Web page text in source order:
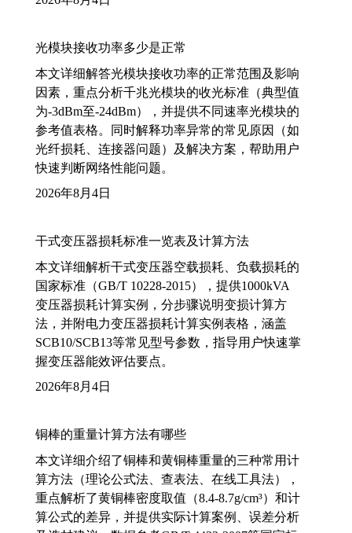
光模块接收功率多少是正常
本文详细解答光模块接收功率的正常范围及影响
因素，重点分析千兆光模块的收光标准（典型值
为-3dBm至-24dBm），并提供不同速率光模块的
参考值表格。同时解释功率异常的常见原因（如
光纤损耗、连接器问题）及解决方案，帮助用户
快速判断网络性能问题。
2026年8月4日
干式变压器损耗标准一览表及计算方法
本文详细解析干式变压器空载损耗、负载损耗的
国家标准（GB/T 10228-2015），提供1000kVA
变压器损耗计算实例，分步骤说明变损计算方
法，并附电力变压器损耗计算实例表格，涵盖
SCB10/SCB13等常见型号参数，指导用户快速掌
握变压器能效评估要点。
2026年8月4日
铜棒的重量计算方法有哪些
本文详细介绍了铜棒和黄铜棒重量的三种常用计
算方法（理论公式法、查表法、在线工具法），
重点解析了黄铜棒密度取值（8.4-8.7g/cm³）和计
算公式的差异，并提供实际计算案例、误差分析